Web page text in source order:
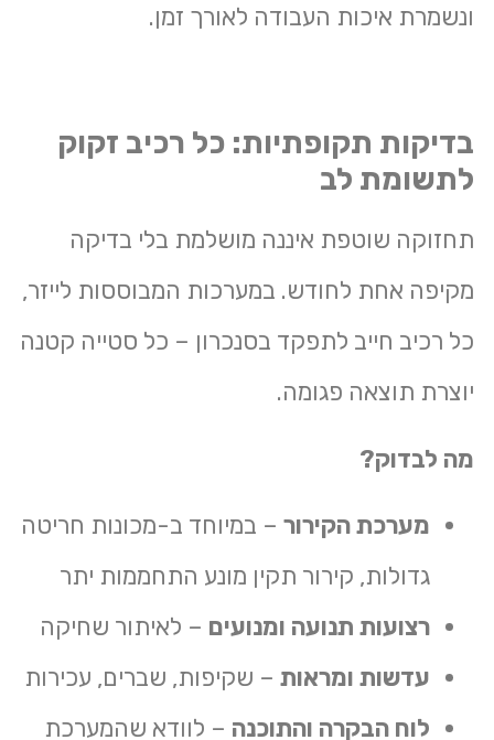
ונשמרת איכות העבודה לאורך זמן.
בדיקות תקופתיות: כל רכיב זקוק
לתשומת לב
תחזוקה שוטפת איננה מושלמת בלי בדיקה
מקיפה אחת לחודש. במערכות המבוססות לייזר,
כל רכיב חייב לתפקד בסנכרון – כל סטייה קטנה
יוצרת תוצאה פגומה.
מה לבדוק?
מערכת הקירור– במיוחד ב-מכונות חריטה
גדולות, קירור תקין מונע התחממות יתר
רצועות תנועה ומנועים– לאיתור שחיקה
עדשות ומראות– שקיפות, שברים, עכירות
לוח הבקרה והתוכנה– לוודא שהמערכת